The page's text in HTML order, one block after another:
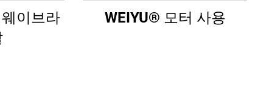
이브라
WEIYU® 모터 사용